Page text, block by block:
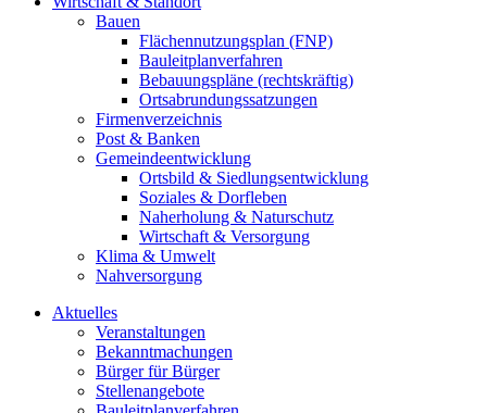
Bauen
Flächennutzungsplan (FNP)
Bauleitplanverfahren
Bebauungspläne (rechtskräftig)
Ortsabrundungssatzungen
Firmenverzeichnis
Post & Banken
Gemeindeentwicklung
Ortsbild & Siedlungsentwicklung
Soziales & Dorfleben
Naherholung & Naturschutz
Wirtschaft & Versorgung
Klima & Umwelt
Nahversorgung
Aktuelles
Veranstaltungen
Bekanntmachungen
Bürger für Bürger
Stellenangebote